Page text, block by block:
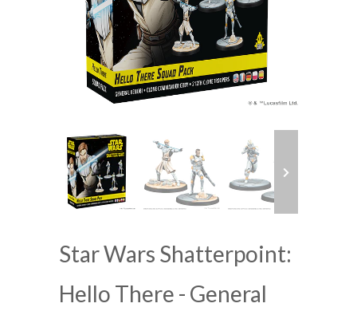
Star Wars Shatterpoint:
Hello There - General